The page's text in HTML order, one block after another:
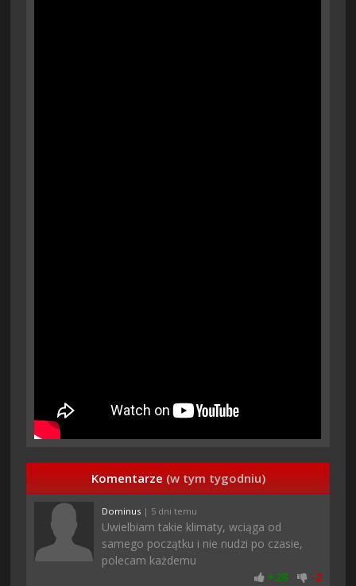
Komentarze (w tym tygodniu)
Dominus | 5 dni temu
Uwielbiam takie klimaty, wciąga od
samego początku i nie nudzi po czasie,
polecam każdemu
+28 -2